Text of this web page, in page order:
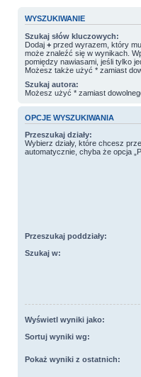
WYSZUKIWANIE
Szukaj słów kluczowych:
Dodaj +przed wyrazem, który
może znaleźć się w wynikach.
pomiędzy nawiasami, jeśli tylko
Możesz także użyć * zamiast
Szukaj autora:
Możesz użyć * zamiast
OPCJE WYSZUKIWANIA
Przeszukaj działy:
Wybierz działy, które chcesz
automatycznie, chyba że opcja
Przeszukaj poddziały:
Szukaj w:
Wyświetl wyniki jako:
Sortuj wyniki wg:
Pokaż wyniki z ostatnich: